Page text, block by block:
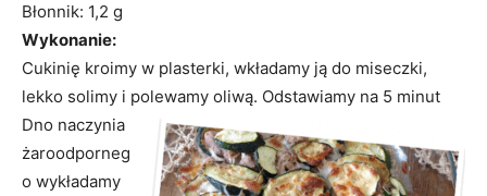
Błonnik: 1,2 g
Wykonanie:
Cukinię kroimy w plasterki, wkładamy ją do miseczki,
lekko solimy i polewamy oliwą. Odstawiamy na 5 minut
Dno naczynia
żaroodporneg
o wykładamy